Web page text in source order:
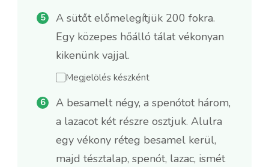
A sütőt előmelegítjük 200 fokra.
Egy közepes hőálló tálat vékonyan
kikenünk vajjal.
Megjelölés készként
A besamelt négy, a spenótot három,
a lazacot két részre osztjuk. Alulra
egy vékony réteg besamel kerül,
majd tésztalap, spenót, lazac, ismét